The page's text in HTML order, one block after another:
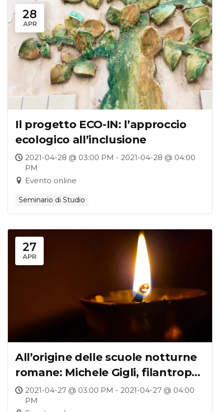
28
APR
Il progetto ECO-IN: l’approccio
ecologico all’inclusione
2021-04-28 @ 03:00 PM - 2021-04-28 @ 04:00
PM
Evento online
Seminario di Studio
27
APR
All’origine delle scuole notturne
romane: Michele Gigli, filantropo
e maestro
2021-04-27 @ 03:00 PM - 2021-04-27 @ 04:00
PM